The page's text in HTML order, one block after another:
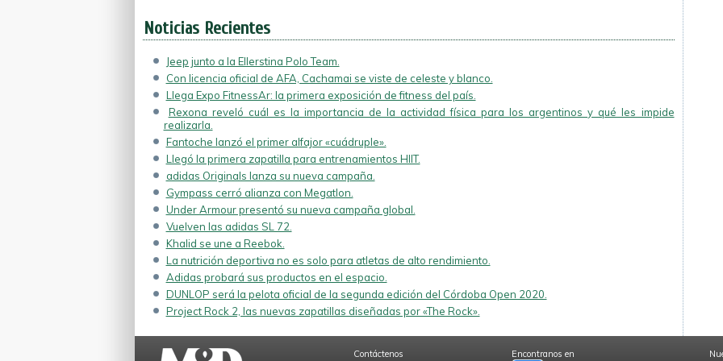
Noticias Recientes
Jeep junto a la Ellerstina Polo Team.
Con licencia oficial de AFA, Cachamai se viste de celeste y blanco.
Llega Expo FitnessAr: la primera exposición de fitness del país.
Rexona reveló cuál es la importancia de la actividad física para los argentinos y qué les impide
realizarla.
Fantoche lanzó el primer alfajor «cuádruple».
Llegó la primera zapatilla para entrenamientos HIIT.
adidas Originals lanza su nueva campaña.
Gympass cerró alianza con Megatlon.
Under Armour presentó su nueva campaña global.
Vuelven las adidas SL 72.
Khalid se une a Reebok.
La nutrición deportiva no es solo para atletas de alto rendimiento.
Adidas probará sus productos en el espacio.
DUNLOP será la pelota oficial de la segunda edición del Córdoba Open 2020.
Project Rock 2, las nuevas zapatillas diseñadas por «The Rock».
Contáctenos Encontranos en